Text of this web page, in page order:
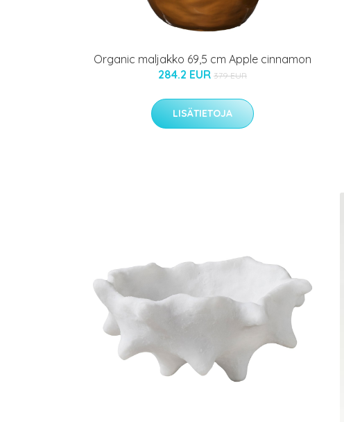
Organic maljakko 69,5 cm Apple cinnamon
284.2 EUR 379 EUR
LISÄTIETOJA